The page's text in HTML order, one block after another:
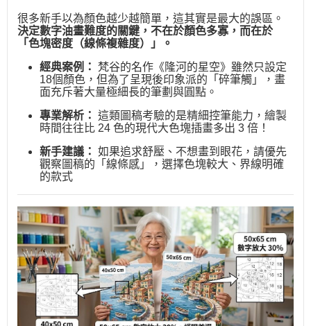
很多新手以為顏色越少越簡單，這其實是最大的誤區。
決定數字油畫難度的關鍵，不在於顏色多寡，而在於
「色塊密度（線條複雜度）」。
經典案例： 梵谷的名作《隆河的星空》雖然只設定
18個顏色，但為了呈現後印象派的「碎筆觸」，畫
面充斥著大量極細長的筆劃與圓點。
專業解析： 這類圖稿考驗的是精細控筆能力，繪製
時間往往比 24 色的現代大色塊插畫多出 3 倍！
新手建議： 如果追求舒壓、不想畫到眼花，請優先
觀察圖稿的「線條感」，選擇色塊較大、界線明確
的款式